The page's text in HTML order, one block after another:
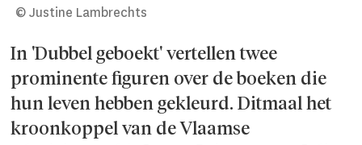
© Justine Lambrechts
In 'Dubbel geboekt' vertellen twee
prominente figuren over de boeken die
hun leven hebben gekleurd. Ditmaal het
kroonkoppel van de Vlaamse